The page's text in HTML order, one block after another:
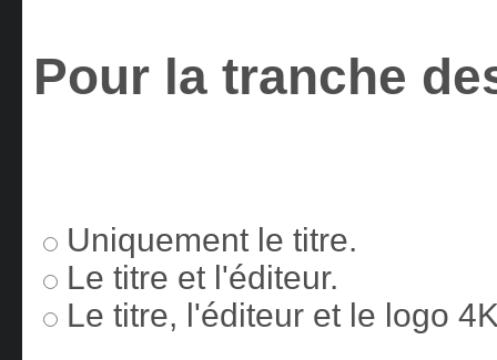
Pour la tranche
Uniquement le titre.
Le titre et l'éditeur.
Le titre, l'éditeur et le logo